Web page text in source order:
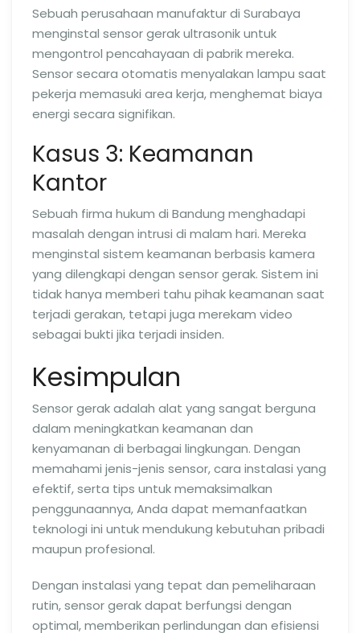
Sebuah perusahaan manufaktur di Surabaya
menginstal sensor gerak ultrasonik untuk
mengontrol pencahayaan di pabrik mereka.
Sensor secara otomatis menyalakan lampu saat
pekerja memasuki area kerja, menghemat biaya
energi secara signifikan.
Kasus 3: Keamanan
Kantor
Sebuah firma hukum di Bandung menghadapi
masalah dengan intrusi di malam hari. Mereka
menginstal sistem keamanan berbasis kamera
yang dilengkapi dengan sensor gerak. Sistem ini
tidak hanya memberi tahu pihak keamanan saat
terjadi gerakan, tetapi juga merekam video
sebagai bukti jika terjadi insiden.
Kesimpulan
Sensor gerak adalah alat yang sangat berguna
dalam meningkatkan keamanan dan
kenyamanan di berbagai lingkungan. Dengan
memahami jenis-jenis sensor, cara instalasi yang
efektif, serta tips untuk memaksimalkan
penggunaannya, Anda dapat memanfaatkan
teknologi ini untuk mendukung kebutuhan pribadi
maupun profesional.
Dengan instalasi yang tepat dan pemeliharaan
rutin, sensor gerak dapat berfungsi dengan
optimal, memberikan perlindungan dan efisiensi